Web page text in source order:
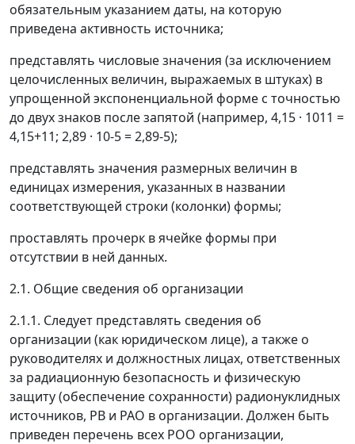
обязательным указанием даты, на которую
приведена активность источника;
представлять числовые значения (за исключением
целочисленных величин, выражаемых в штуках) в
упрощенной экспоненциальной форме с точностью
до двух знаков после запятой (например, 4,15 · 1011 =
4,15+11; 2,89 · 10-5= 2,89-5);
представлять значения размерных величин в
единицах измерения, указанных в названии
соответствующей строки (колонки) формы;
проставлять прочерк в ячейке формы при
отсутствии в ней данных.
2.1. Общие сведения об организации
2.1.1. Следует представлять сведения об
организации (как юридическом лице), а также о
руководителях и должностных лицах, ответственных
за радиационную безопасность и физическую
защиту (обеспечение сохранности) радионуклидных
источников, РВ и РАО в организации. Должен быть
приведен перечень всех РОО организации,